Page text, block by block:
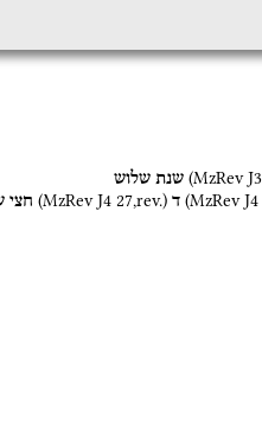
(MzRev J3 שנת שלוש
(MzRev J4 ד (MzRev J4 27,rev.) חצי